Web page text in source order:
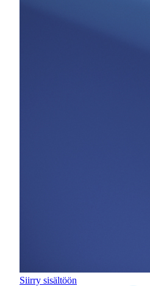
Siirry sisältöön